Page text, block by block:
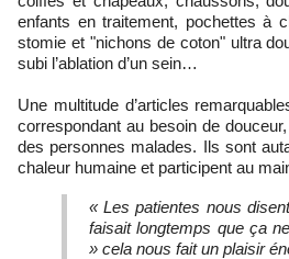
enfants en traitement, pochettes à
stomie et "nichons de coton" ultra
subi l’ablation d’un sein…
Une multitude d’articles
correspondant au besoin de
des personnes malades. Ils sont
chaleur humaine et participent au
« Les patientes nous
faisait longtemps que ça
» cela nous fait un plaisir